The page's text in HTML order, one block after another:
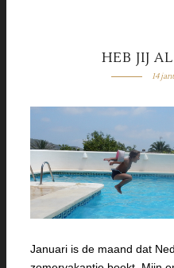
HEB JIJ
14
Januari is de maand dat